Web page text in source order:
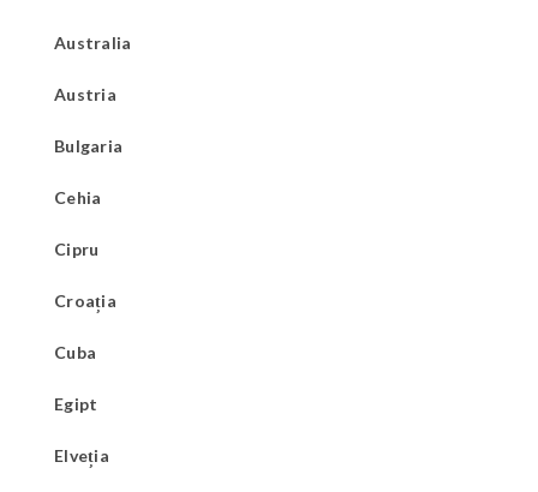
Australia
Austria
Bulgaria
Cehia
Cipru
Croația
Cuba
Egipt
Elveția